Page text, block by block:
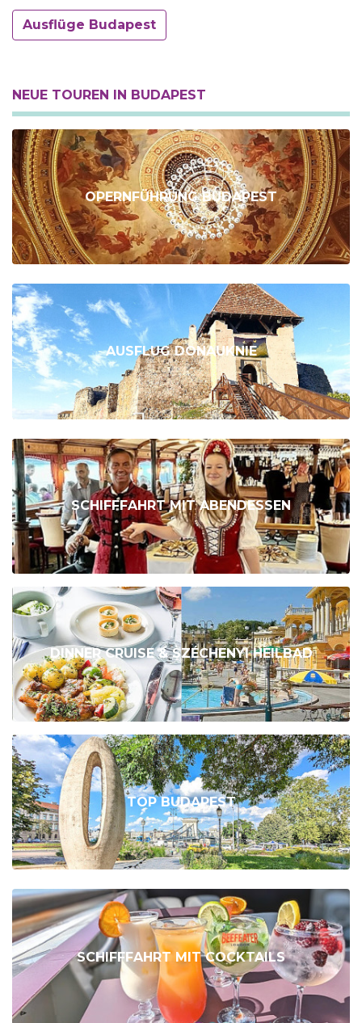
Ausflüge Budapest
NEUE TOUREN IN BUDAPEST
OPERNFÜHRUNG BUDAPEST
AUSFLUG DONAUKNIE
SCHIFFFAHRT MIT ABENDESSEN
DINNER CRUISE & SZÉCHENYI HEILBAD
TOP BUDAPEST
SCHIFFFAHRT MIT COCKTAILS